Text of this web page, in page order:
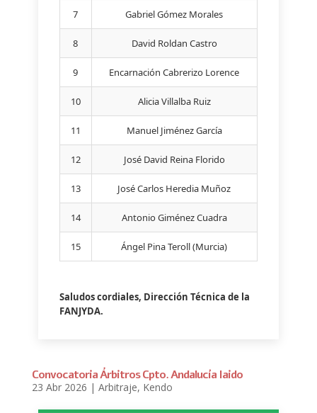
7 Gabriel Gómez Morales
8 David Roldan Castro
9 Encarnación Cabrerizo Lorence
10 Alicia Villalba Ruiz
11 Manuel Jiménez García
12 José David Reina Florido
13 José Carlos Heredia Muñoz
14 Antonio Giménez Cuadra
15 Ángel Pina Teroll (Murcia)
Saludos cordiales, Dirección Técnica de la
FANJYDA.
Convocatoria Árbitros Cpto. Andalucía Iaido
23 Abr 2026 | Arbitraje, Kendo